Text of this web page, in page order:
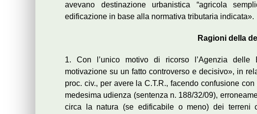
avevano destinazione urbanistica “agricola
edificazione in base alla normativa tributaria indicata».
Ragioni della
1. Con l’unico motivo di ricorso l’Agenzia delle
motivazione su un fatto controverso e decisivo», in
proc. civ., per avere la C.T.R., facendo confusione
medesima udienza (sentenza n. 188/32/09),
circa la natura (se edificabile o meno) dei terreni